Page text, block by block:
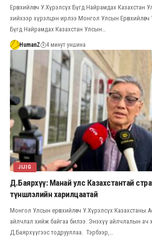
Ерөнхийлөгч У.Хүрэлсүх Бүгд Найрамдах Казахстан
хийхээр хүрэлцэн ирлээ Монгол Улсын Ерөнхийлөгч
Бүгд Найрамдах Казахстан Улсын…
HumanZ 4 минут уншина
JIJIG
Д.Баярхүү: Манай улс Казахстантай
түншлэлийн харилцаатай
Монгол Улсын ерөнхийлөгч У.Хүрэлсүх Казахстаны
айлчлал хийж байгаа билээ. Энэхүү айлчлалын ач
Д.Баярхүүгээс тодрууллаа. Тэрбээр,…